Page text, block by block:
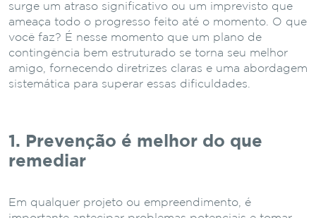
surge um atraso significativo ou um imprevisto que
ameaça todo o progresso feito até o momento. O que
você faz? É nesse momento que um plano de
contingência bem estruturado se torna seu melhor
amigo, fornecendo diretrizes claras e uma abordagem
sistemática para superar essas dificuldades.
1. Prevenção é melhor do que
remediar
Em qualquer projeto ou empreendimento, é